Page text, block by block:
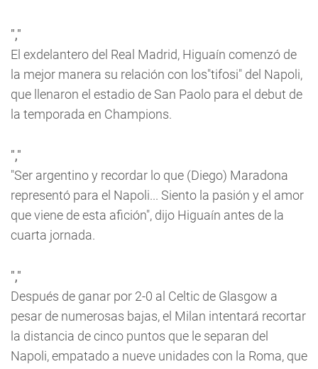
","
El exdelantero del Real Madrid, Higuaín comenzó de
la mejor manera su relación con los"tifosi" del Napoli,
que llenaron el estadio de San Paolo para el debut de
la temporada en Champions.
","
"Ser argentino y recordar lo que (Diego) Maradona
representó para el Napoli... Siento la pasión y el amor
que viene de esta afición", dijo Higuaín antes de la
cuarta jornada.
","
Después de ganar por 2-0 al Celtic de Glasgow a
pesar de numerosas bajas, el Milan intentará recortar
la distancia de cinco puntos que le separan del
Napoli, empatado a nueve unidades con la Roma, que